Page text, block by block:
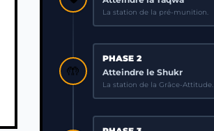
La station de la pré-munition.
🤲
PHASE 2
Atteindre le Shukr
La station de la Grâce-Attitude.